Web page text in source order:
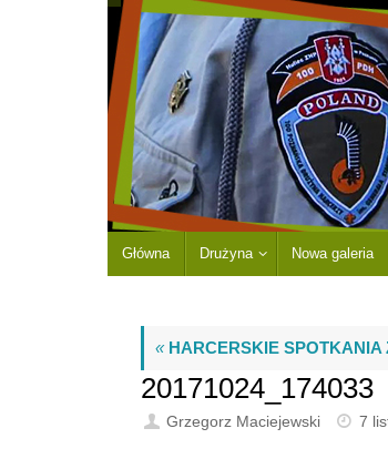
Główna Drużyna Nowa galeria
«HARCERSKIE SPOTKANIA
20171024_174033
Grzegorz Maciejewski 7